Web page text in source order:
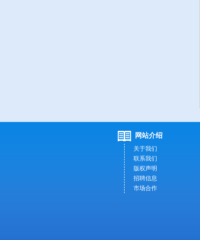
网站介绍
关于我们
联系我们
版权声明
招聘信息
市场合作